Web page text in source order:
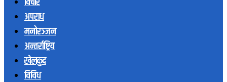
अपराध
मनोरञ्जन
अन्तर्राष्ट्रिय
खेलकुद
विविध